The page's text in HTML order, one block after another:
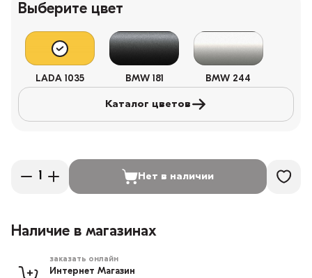
Выберите цвет
LADA 1035 BMW 181 BMW 244
Каталог цветов
Нет в наличии
Наличие в магазинах
заказать онлайн
Интернет Магазин